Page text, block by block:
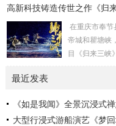
官府菜第六代
餐一饭精雕
的形式呈现
受直隶文化的
高新科技铸造传世之作《归
在重庆市奉节
帝城和瞿塘峡
目《归来三峡
咽喉，吴楚万
华诗城”。作为
最近发表
《如是我闻》全景沉浸式
大型行浸式游船演艺《梦回